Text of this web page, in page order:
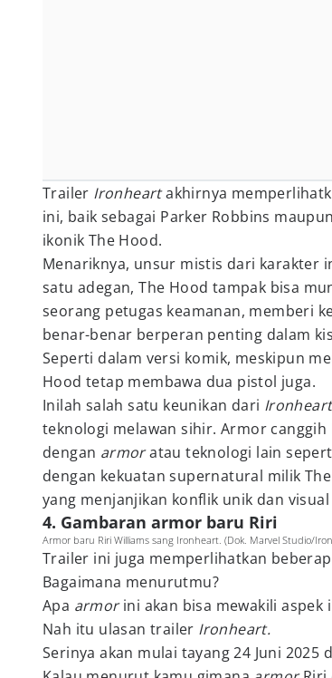
Trailer Ironheartakhirnya
ini, baik sebagai Parker Robbins
ikonik The Hood.
Menariknya, unsur mistis dari karakter
satu adegan, The Hood tampak bisa
seorang petugas keamanan, memberi
benar-benar berperan penting dalam
Seperti dalam versi komik, meskipun
Hood tetap membawa dua pistol juga.
Inilah salah satu keunikan dari Ironheart
teknologi melawan sihir. Armor
dengan armoratau teknologi lain
dengan kekuatan supernatural milik
yang menjanjikan konflik unik dan
4. Gambaran armor baru Riri
Armor baru Riri Williams sang Ironheart. (Dok. Marvel Studio/
Trailer ini juga memperlihatkan
Bagaimana menurutmu?
Apa armorini akan bisa mewakili aspek
Nah itu ulasan trailer Ironheart.
Serinya akan mulai tayang 24 Juni 2025